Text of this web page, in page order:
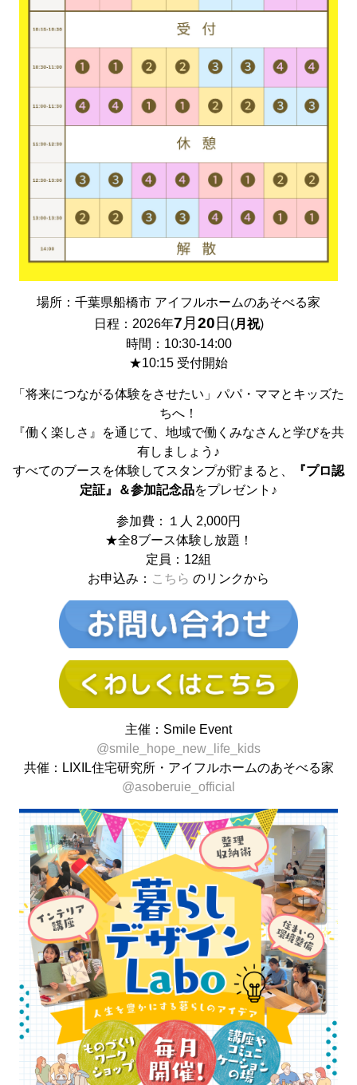
場所：千葉県船橋市 アイフルホームのあそべる家
日程：2026年7 月 20 日 (月祝)
時間：10:30-14:00
★10:15 受付開始
「将来につながる体験をさせたい」パパ・ママとキッズた
ちへ！
『働く楽しさ』を通じて、地域で働くみなさんと学びを共
有しましょう♪
すべてのブースを体験してスタンプが貯まると、
『プロ認
定証』＆参加記念品をプレゼント♪
参加費：１人 2,000円
★全8ブース体験し放題！
定員：12組
お申込み： こちら のリンクから
主催：Smile Event
@smile_hope_new_life_kids
共催：LIXIL住宅研究所・アイフルホームのあそべる家
@asoberuie_official